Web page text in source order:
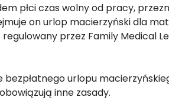
płci czas wolny od pracy,
on urlop macierzyński dla
przez Family Medical
urlopu
inne zasady.